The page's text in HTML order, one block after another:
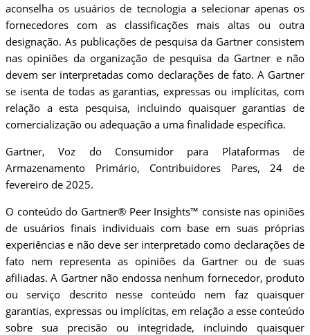
aconselha os usuários de tecnologia a selecionar apenas os
fornecedores com as classificações mais altas ou outra
designação. As publicações de pesquisa da Gartner consistem
nas opiniões da organização de pesquisa da Gartner e não
devem ser interpretadas como declarações de fato. A Gartner
se isenta de todas as garantias, expressas ou implícitas, com
relação a esta pesquisa, incluindo quaisquer garantias de
comercialização ou adequação a uma finalidade específica.
Gartner, Voz do Consumidor para Plataformas de
Armazenamento Primário, Contribuidores Pares, 24 de
fevereiro de 2025.
O conteúdo do Gartner® Peer Insights™ consiste nas opiniões
de usuários finais individuais com base em suas próprias
experiências e não deve ser interpretado como declarações de
fato nem representa as opiniões da Gartner ou de suas
afiliadas. A Gartner não endossa nenhum fornecedor, produto
ou serviço descrito nesse conteúdo nem faz quaisquer
garantias, expressas ou implícitas, em relação a esse conteúdo
sobre sua precisão ou integridade, incluindo quaisquer